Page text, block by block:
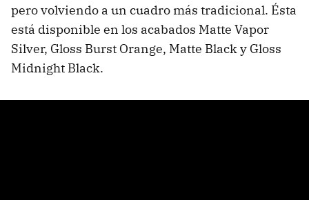
pero volviendo a un cuadro más tradicional. Ésta
está disponible en los acabados Matte Vapor
Silver, Gloss Burst Orange, Matte Black y Gloss
Midnight Black.